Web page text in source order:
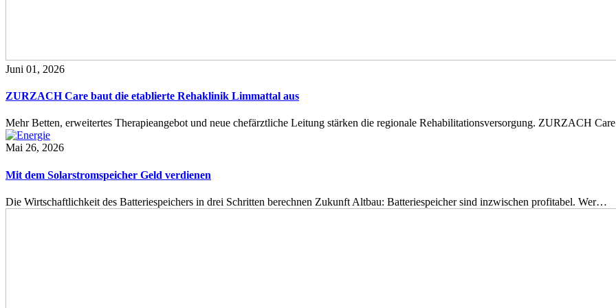
Juni 01, 2026
ZURZACH Care baut die etablierte Rehaklinik Limmattal aus
Mehr Betten, erweitertes Therapieangebot und neue chefärztliche Leitung stärken die regionale Rehabilitationsversorgung. ZURZACH
Mai 26, 2026
Mit dem Solarstromspeicher Geld verdienen
Die Wirtschaftlichkeit des Batteriespeichers in drei Schritten berechnen Zukunft Altbau: Batteriespeicher sind inzwischen profitabel. Wer…